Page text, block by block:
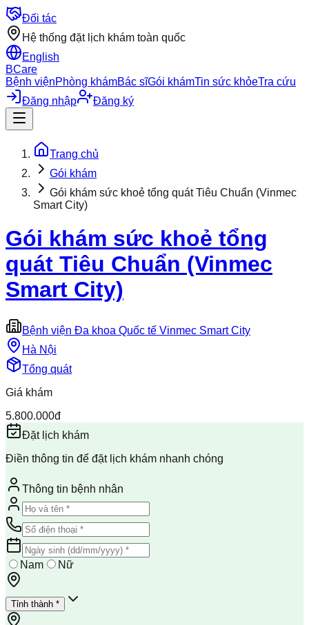
Đối tác
Hệ thống đặt lịch khám toàn quốc
English
BCare
Bệnh việnPhòng khámBác sĩGói khámTin sức khỏeTra cứu
Đăng nhập
Đăng ký
Trang chủ
Gói khám
Gói khám sức khoẻ tổng quát Tiêu Chuẩn (Vinmec
Smart City)
Gói khám sức khoẻ tổng
quát Tiêu Chuẩn (Vinmec
Smart City)
Bệnh viện Đa khoa Quốc tế Vinmec Smart City
Hà Nội
Tổng quát
Giá khám
5.800.000đ
Đặt lịch khám
Điền thông tin để đặt lịch khám nhanh chóng
Thông tin bệnh nhân
Nam Nữ
Tỉnh thành *